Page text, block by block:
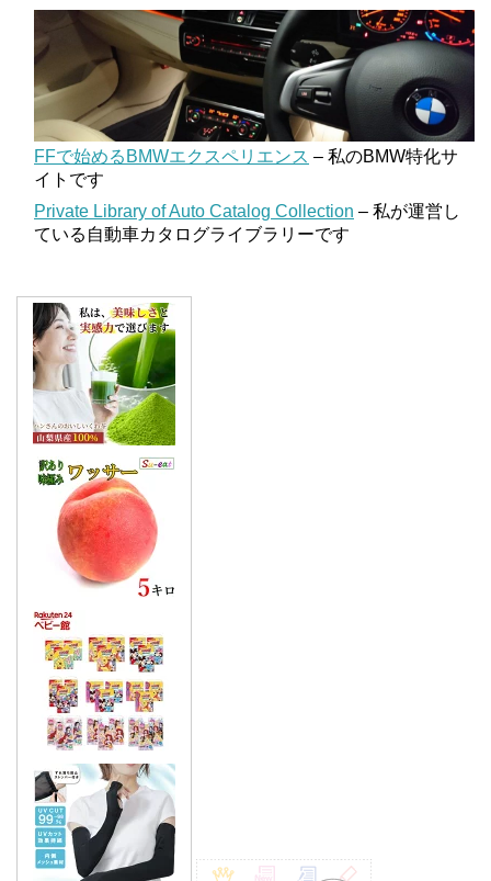
FFで始めるBMWエクスペリエンス – 私のBMW特化サ
イトです
Private Library of Auto Catalog Collection – 私が運営し
ている自動車カタログライブラリーです